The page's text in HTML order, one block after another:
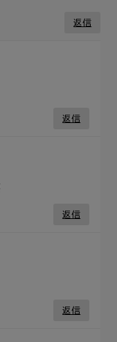
返信
返信
返信
返信